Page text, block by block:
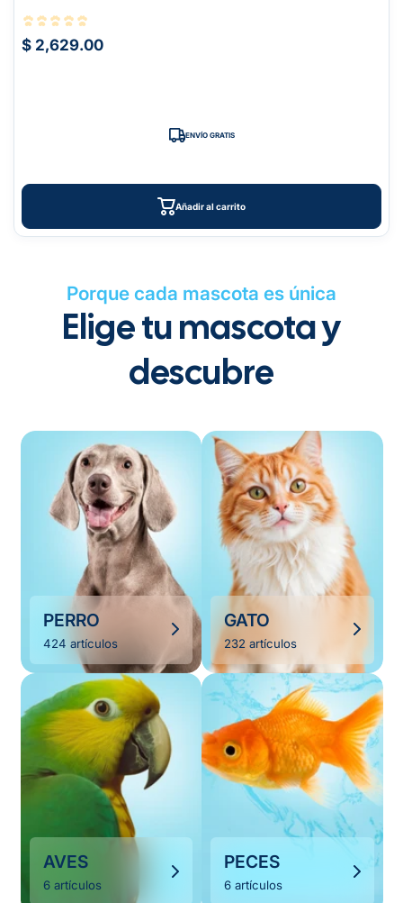
$ 2,629.00
ENVÍO GRATIS
Añadir al carrito
Porque cada mascota es única
Elige tu mascota y
descubre
PERRO
424 artículos
GATO
232 artículos
AVES
6 artículos
PECES
6 artículos